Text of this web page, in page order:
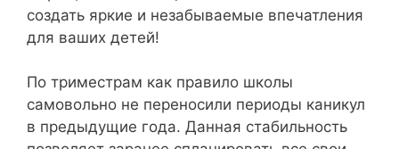
создать яркие и незабываемые впечатления
для ваших детей!
По триместрам как правило школы
самовольно не переносили периоды каникул
в предыдущие года. Данная стабильность